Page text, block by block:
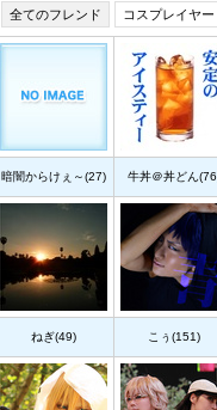
全てのフレンド コスプレイヤー
暗闇からけぇ～(27) 牛丼＠丼どん
ねぎ(49) こぅ(151)